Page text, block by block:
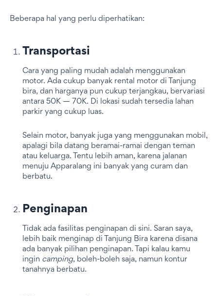
Beberapa hal yang perlu diperhatikan:
Transportasi
Cara yang paling mudah adalah menggunakan
motor. Ada cukup banyak rental motor di Tanjung
bira, dan harganya pun cukup terjangkau, bervariasi
antara 50K — 70K. Di lokasi sudah tersedia lahan
parkir yang cukup luas.
Selain motor, banyak juga yang menggunakan mobil,
apalagi bila datang beramai-ramai dengan teman
atau keluarga. Tentu lebih aman, karena jalanan
menuju Apparalang ini banyak yang curam dan
berbatu.
Penginapan
Tidak ada fasilitas penginapan di sini. Saran saya,
lebih baik menginap di Tanjung Bira karena disana
ada banyak pilihan penginapan. Tapi kalau kamu
ingin camping, boleh-boleh saja, namun kontur
tanahnya berbatu.